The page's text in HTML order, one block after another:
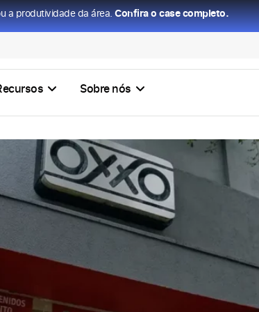
a produtividade da área.Confira o case completo.
Sobre nós